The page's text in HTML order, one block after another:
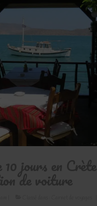
jours en Crète
de voiture